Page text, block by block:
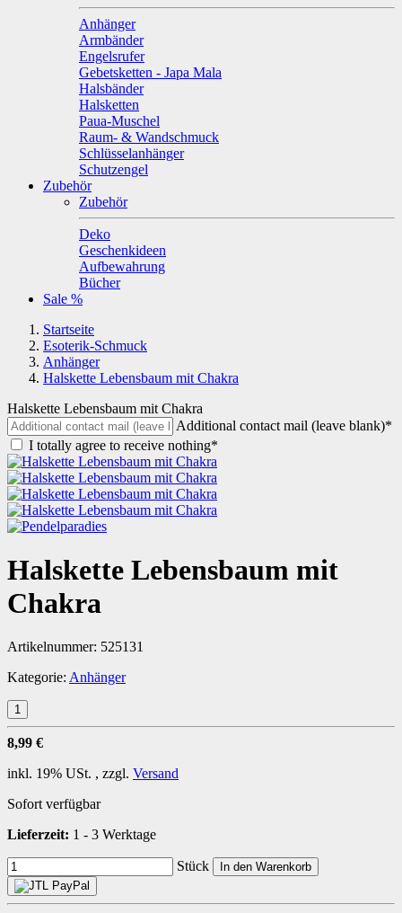
Anhänger
Armbänder
Engelsrufer
Gebetsketten - Japa Mala
Halsbänder
Halsketten
Paua-Muschel
Raum- & Wandschmuck
Schlüsselanhänger
Schutzengel
Zubehör
Zubehör
Deko
Geschenkideen
Aufbewahrung
Bücher
Sale %
Startseite
Esoterik-Schmuck
Anhänger
Halskette Lebensbaum mit Chakra
Halskette Lebensbaum mit Chakra
Additional contact mail (leave blank)*
I totally agree to receive nothing*
Halskette Lebensbaum mit
Chakra
Artikelnummer: 525131
Kategorie: Anhänger
8,99 €
inkl. 19% USt. , zzgl. Versand
Sofort verfügbar
Lieferzeit: 1 - 3 Werktage
Stück In den Warenkorb